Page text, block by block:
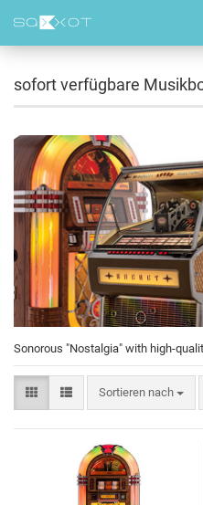
sofort verfügbare
Sonorous "Nostalgia" with high-
Sortieren nach